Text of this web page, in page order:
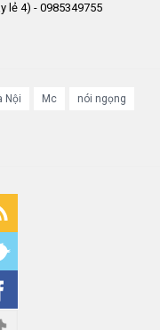
lẻ 4) - 0985349755
Nội Mc nói ngọng